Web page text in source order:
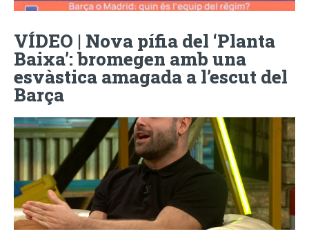
VÍDEO | Nova pífia del ‘Planta
Baixa’: bromegen amb una
esvàstica amagada a l’escut del
Barça